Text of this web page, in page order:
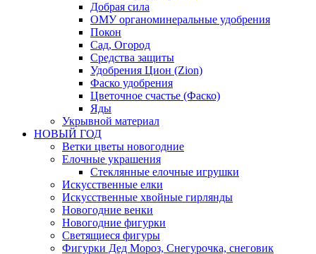
Добрая сила
ОМУ органоминеральные удобрения
Покон
Сад, Огород
Средства защиты
Удобрения Цион (Zion)
Фаско удобрения
Цветочное счастье (Фаско)
Яды
Укрывной материал
НОВЫЙ ГОД
Ветки цветы новогодние
Елочные украшения
Стеклянные елочные игрушки
Искусственные елки
Искусственные хвойные гирлянды
Новогодние венки
Новогодние фигурки
Светящиеся фигуры
Фигурки Дед Мороз, Снегурочка, снеговик